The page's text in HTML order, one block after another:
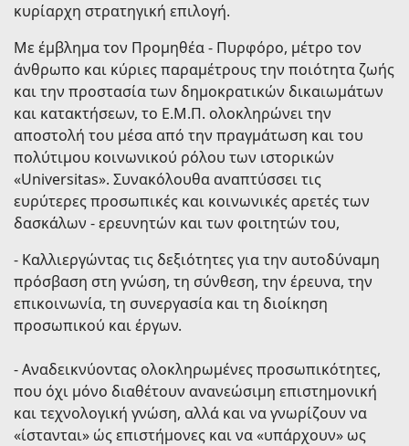
κυρίαρχη στρατηγική επιλογή.
Με έμβλημα τον Προμηθέα - Πυρφόρο, μέτρο τον
άνθρωπο και κύριες παραμέτρους την ποιότητα ζωής
και την προστασία των δημοκρατικών δικαιωμάτων
και κατακτήσεων, το Ε.Μ.Π. ολοκληρώνει την
αποστολή του μέσα από την πραγμάτωση και του
πολύτιμου κοινωνικού ρόλου των ιστορικών
«Universitas». Συνακόλουθα αναπτύσσει τις
ευρύτερες προσωπικές και κοινωνικές αρετές των
δασκάλων - ερευνητών και των φοιτητών του,
- Καλλιεργώντας τις δεξιότητες για την αυτοδύναμη
πρόσβαση στη γνώση, τη σύνθεση, την έρευνα, την
επικοινωνία, τη συνεργασία και τη διοίκηση
προσωπικού και έργων.
- Αναδεικνύοντας ολοκληρωμένες προσωπικότητες,
που όχι μόνο διαθέτουν ανανεώσιμη επιστημονική
και τεχνολογική γνώση, αλλά και να γνωρίζουν να
«ίστανται» ώς επιστήμονες και να «υπάρχουν» ως